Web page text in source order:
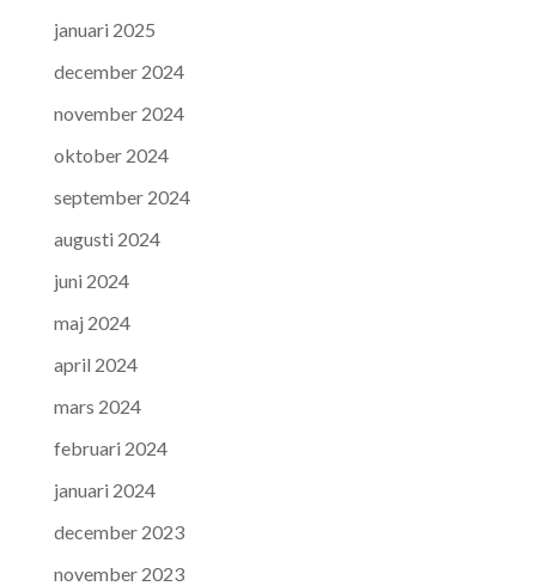
januari 2025
december 2024
november 2024
oktober 2024
september 2024
augusti 2024
juni 2024
maj 2024
april 2024
mars 2024
februari 2024
januari 2024
december 2023
november 2023